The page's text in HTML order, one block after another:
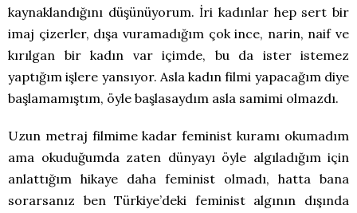
kaynaklandığını düşünüyorum. İri kadınlar hep sert bir
imaj çizerler, dışa vuramadığım çok ince, narin, naif ve
kırılgan bir kadın var içimde, bu da ister istemez
yaptığım işlere yansıyor. Asla kadın filmi yapacağım diye
başlamamıştım, öyle başlasaydım asla samimi olmazdı.
Uzun metraj filmime kadar feminist kuramı okumadım
ama okuduğumda zaten dünyayı öyle algıladığım için
anlattığım hikaye daha feminist olmadı, hatta bana
sorarsanız ben Türkiye’deki feminist algının dışında